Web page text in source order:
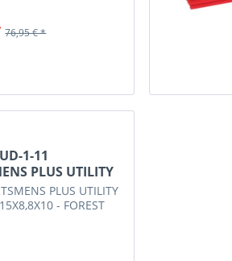
Kunststoff, somit
-Farbe Rot
76,95 € *
1-11
PLUS UTILITY
PLUS UTILITY
- FOREST